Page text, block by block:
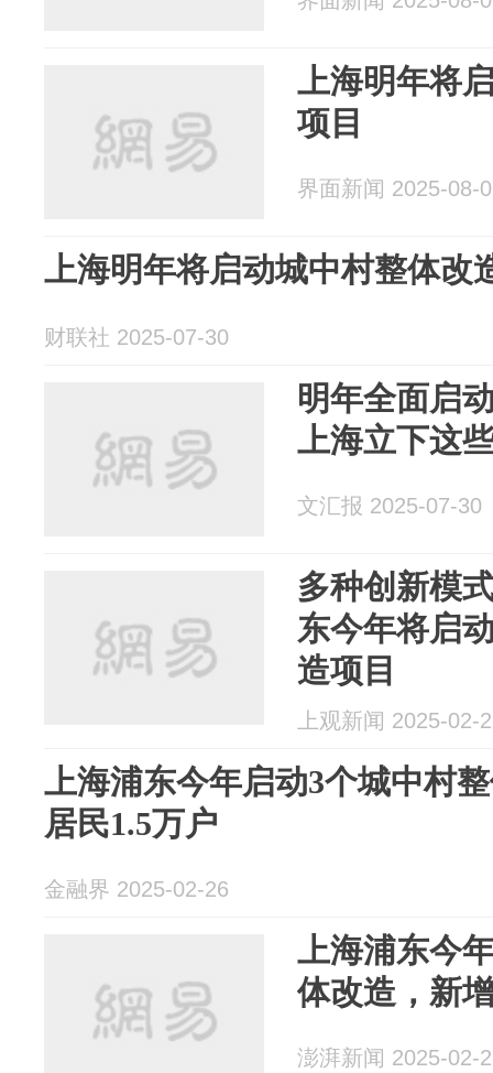
上海明年将
项目
界面新闻 2025-08-
上海明年将启动城中村整体改
财联社 2025-07-30
明年全面启
上海立下这
文汇报 2025-07-30
多种创新模
东今年将启
造项目
上观新闻 2025-02-
上海浦东今年启动3个城中村
居民1.5万户
金融界 2025-02-26
上海浦东今
体改造，新
澎湃新闻 2025-02-